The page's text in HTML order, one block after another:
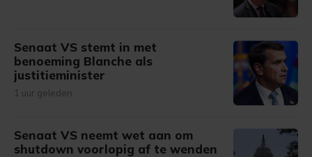
Senaat VS stemt in met
benoeming Blanche als
justitieminister
1 uur geleden
Senaat VS neemt wet aan om
shutdown voorlopig af te wenden